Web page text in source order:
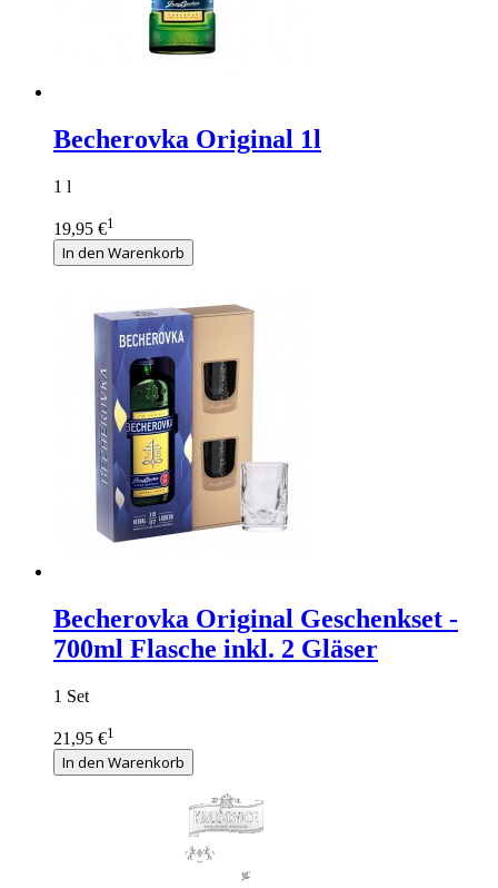
Becherovka Original 1l
1 l
19,95 €1
In den Warenkorb
Becherovka Original Geschenkset -
700ml Flasche inkl. 2 Gläser
1 Set
21,95 €1
In den Warenkorb